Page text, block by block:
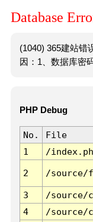
Database
(1040) 365建站错
因：1、数据库密
PHP Debug
No. File
1
/
2 /source/
3 /source/
4
/source/